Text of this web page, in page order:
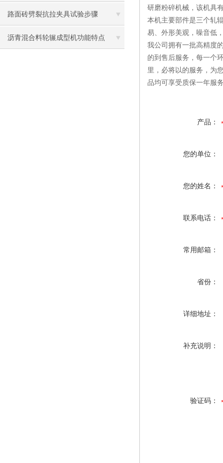
明
路面砖劈裂抗拉夹具试验步骤
沥青混合料轮辗成型机功能特点
研磨粉碎机械，该机具
本机主要部件是三个轧
易、外形美观，噪音低
我公司拥有一批高精度
的到售后服务，每一个
里，必将以的服务，为
品均可享受质保一年服
产品：
您的单位：
您的姓名：
联系电话：
常用邮箱：
省份：
详细地址：
补充说明：
验证码：